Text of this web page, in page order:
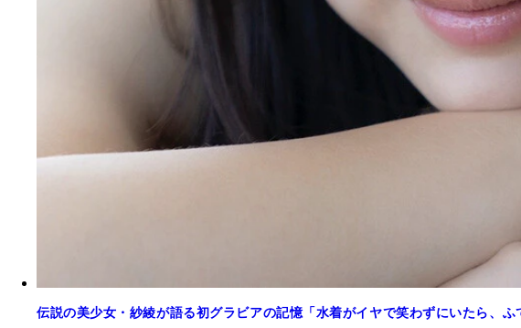
伝説の美少女・紗綾が語る初グラビアの記憶「水着がイヤで笑わずにいたら、